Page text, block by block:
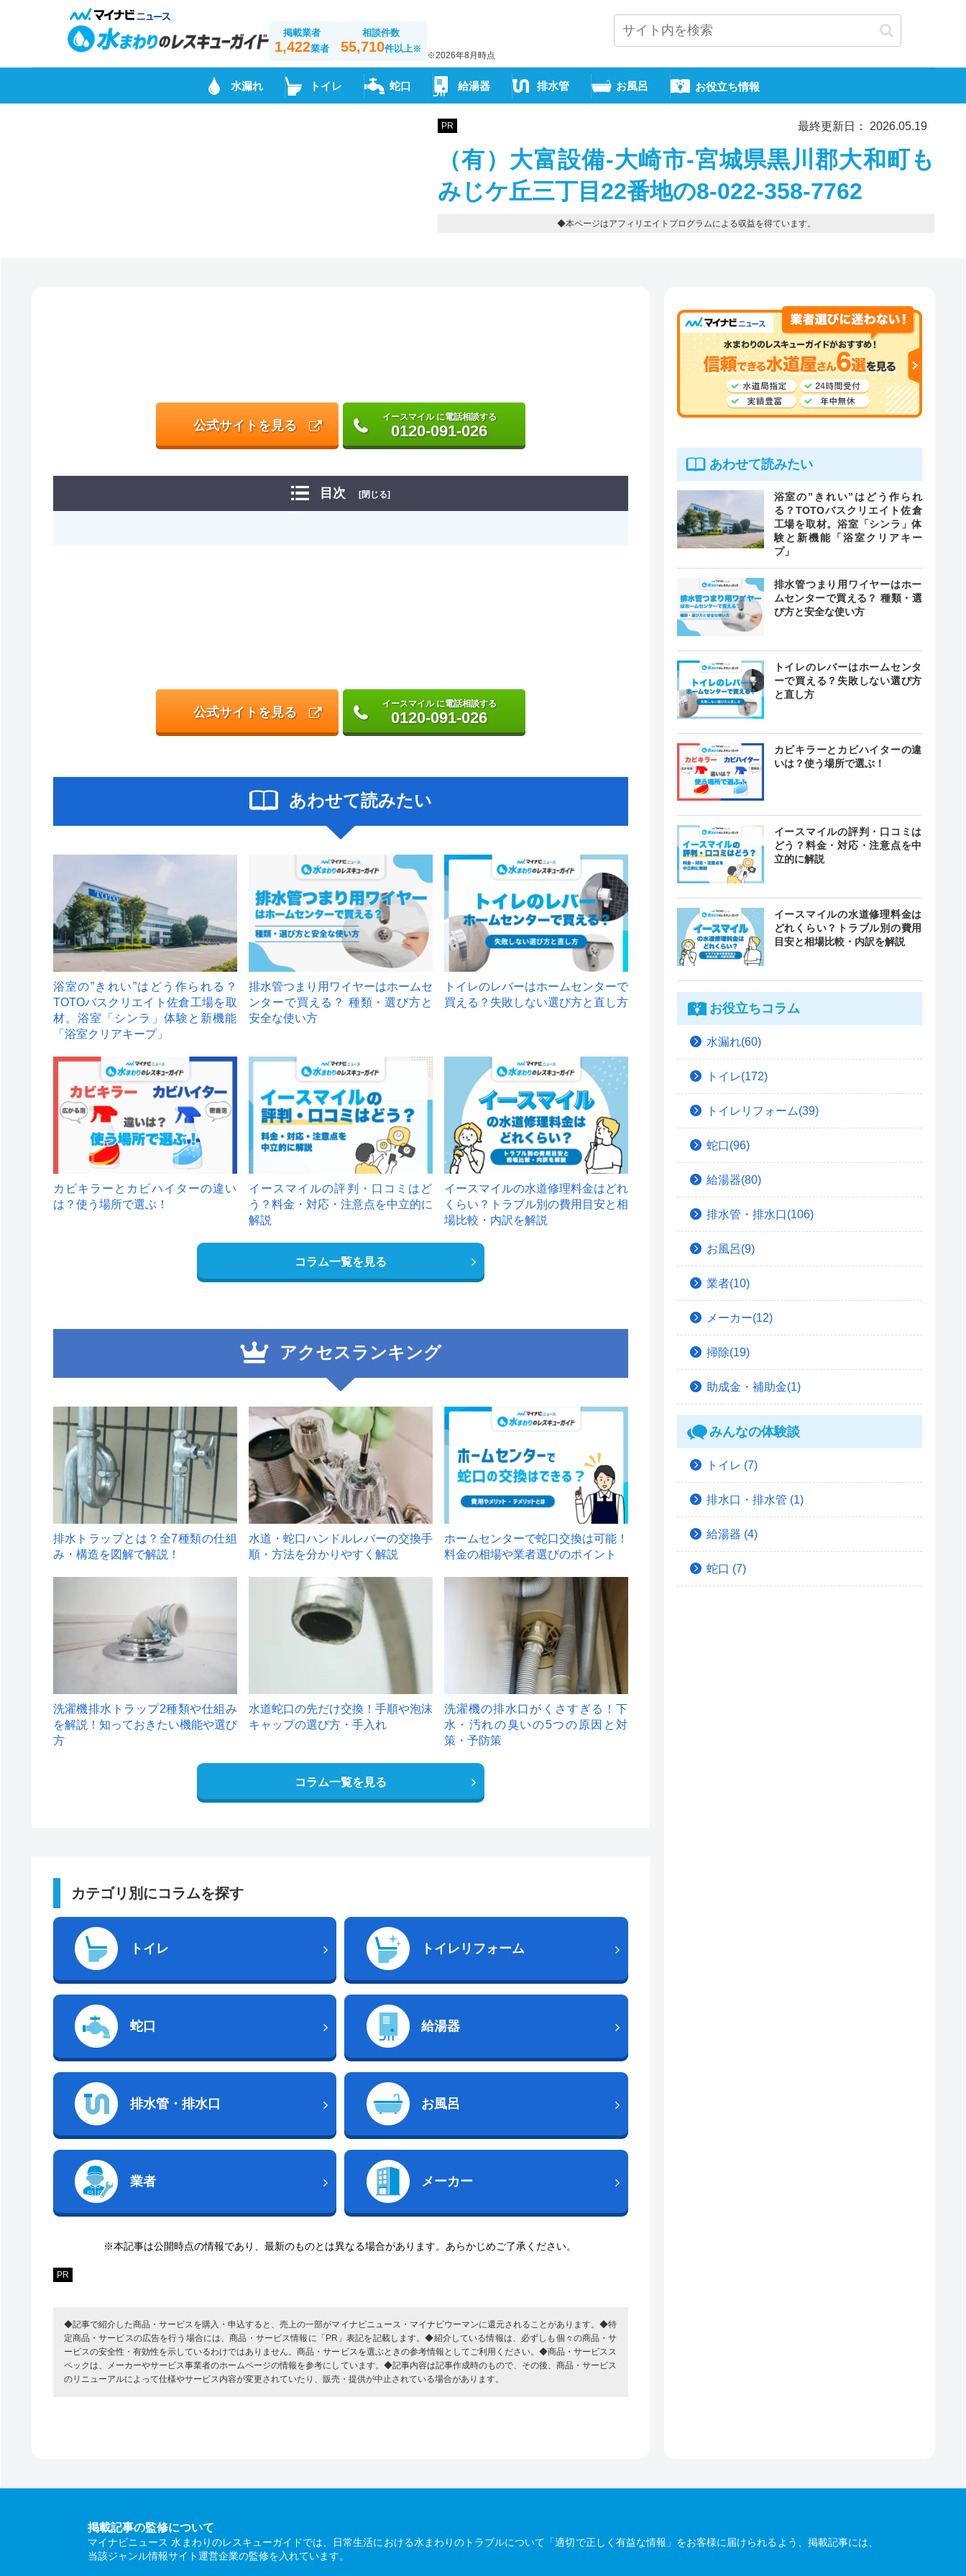
掲載業者
1,422業者
相談件数
55,710件以上※
※2026年8月時点
水漏れ トイレ 蛇口 給湯器 排水管 お風呂 お役立ち情報
PR 最終更新日： 2026.05.19
（有）大富設備-大崎市-宮城県黒川郡大和町も
みじケ丘三丁目22番地の8-022-358-7762
◆本ページはアフィリエイトプログラムによる収益を得ています。
公式サイトを見る
イースマイル に電話相談する
0120-091-026
目次 [閉じる]
公式サイトを見る
イースマイル に電話相談する
0120-091-026
あわせて読みたい
浴室の”きれい”はどう作られる？
TOTOバスクリエイト佐倉工場を取
材。浴室「シンラ」体験と新機能
「浴室クリアキープ」
排水管つまり用ワイヤーはホームセ
ンターで買える？ 種類・選び方と
安全な使い方
トイレのレバーはホームセンターで
買える？失敗しない選び方と直し方
カビキラーとカビハイターの違い
は？使う場所で選ぶ！
イースマイルの評判・口コミはど
う？料金・対応・注意点を中立的に
解説
イースマイルの水道修理料金はどれ
くらい？トラブル別の費用目安と相
場比較・内訳を解説
コラム一覧を見る
アクセスランキング
1
排水トラップとは？全7種類の仕組
み・構造を図解で解説！
2
水道・蛇口ハンドルレバーの交換手
順・方法を分かりやすく解説
ホームセンターで蛇口交換は可能！
料金の相場や業者選びのポイント
洗濯機排水トラップ2種類や仕組み
を解説！知っておきたい機能や選び
方
水道蛇口の先だけ交換！手順や泡沫
キャップの選び方・手入れ
洗濯機の排水口がくさすぎる！下
水・汚れの臭いの5つの原因と対
策・予防策
コラム一覧を見る
カテゴリ別にコラムを探す
トイレ トイレリフォーム
蛇口 給湯器
排水管・排水口 お風呂
業者 メーカー
※本記事は公開時点の情報であり、最新のものとは異なる場合があります。あらかじめご了承ください。
PR
◆記事で紹介した商品・サービスを購入・申込すると、売上の一部がマイナビニュース・マイナビウーマンに還元されることがあります。◆特
定商品・サービスの広告を行う場合には、商品・サービス情報に「PR」表記を記載します。◆紹介している情報は、必ずしも個々の商品・サ
ービスの安全性・有効性を示しているわけではありません。商品・サービスを選ぶときの参考情報としてご利用ください。◆商品・サービスス
ペックは、メーカーやサービス事業者のホームページの情報を参考にしています。◆記事内容は記事作成時のもので、その後、商品・サービス
のリニューアルによって仕様やサービス内容が変更されていたり、販売・提供が中止されている場合があります。
あわせて読みたい
浴室の”きれい”はどう作られ
る？TOTOバスクリエイト佐倉
工場を取材。浴室「シンラ」体
験と新機能「浴室クリアキー
プ」
排水管つまり用ワイヤーはホー
ムセンターで買える？ 種類・選
び方と安全な使い方
トイレのレバーはホームセンタ
ーで買える？失敗しない選び方
と直し方
カビキラーとカビハイターの違
いは？使う場所で選ぶ！
イースマイルの評判・口コミは
どう？料金・対応・注意点を中
立的に解説
イースマイルの水道修理料金は
どれくらい？トラブル別の費用
目安と相場比較・内訳を解説
お役立ちコラム
水漏れ(60)
トイレ(172)
トイレリフォーム(39)
蛇口(96)
給湯器(80)
排水管・排水口(106)
お風呂(9)
業者(10)
メーカー(12)
掃除(19)
助成金・補助金(1)
みんなの体験談
トイレ (7)
排水口・排水管 (1)
給湯器 (4)
蛇口 (7)
掲載記事の監修について
マイナビニュース 水まわりのレスキューガイドでは、日常生活における水まわりのトラブルについて「適切で正しく有益な情報」をお客様に届けられるよう、掲載記事には、
当該ジャンル情報サイト運営企業の監修を入れています。